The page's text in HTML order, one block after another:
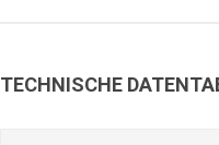
TECHNISCHE